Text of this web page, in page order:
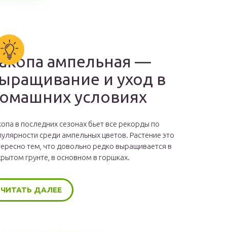
ампельная —
и уход в
условиях
в последних сезонах бьет все рекорды по
среди ампельных цветов. Растение это
тем, что довольно редко выращивается в
грунте, в основном в горшках.
ЧИТАТЬ ДАЛЕЕ